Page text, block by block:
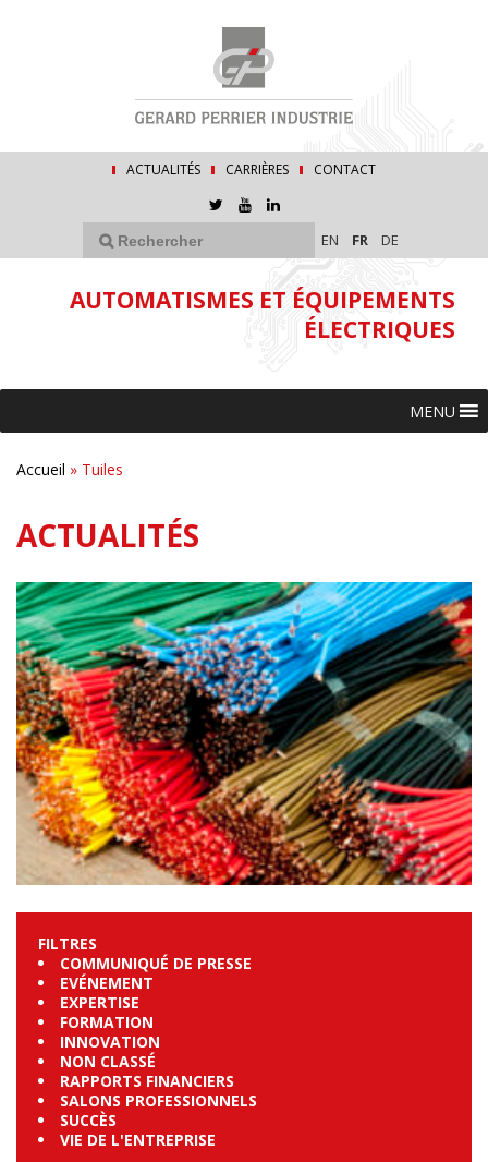
ACTUALITÉS CARRIÈRES CONTACT
EN FR DE
AUTOMATISMES ET ÉQUIPEMENTS
ÉLECTRIQUES
MENU
Accueil » Tuiles
ACTUALITÉS
FILTRES
COMMUNIQUÉ DE PRESSE
EVÉNEMENT
EXPERTISE
FORMATION
INNOVATION
NON CLASSÉ
RAPPORTS FINANCIERS
SALONS PROFESSIONNELS
SUCCÈS
VIE DE L'ENTREPRISE